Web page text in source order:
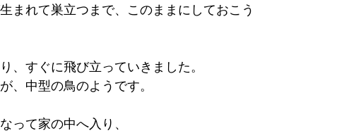
まれて巣立つまで、このままにしておこう
、すぐに飛び立っていきました。
、中型の鳥のようです。
って家の中へ入り、